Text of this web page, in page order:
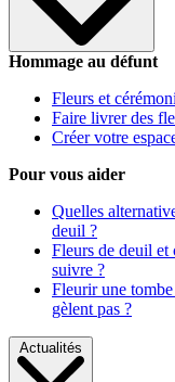
Hommage au défunt
Fleurs et
Faire livrer des
Créer votre
Pour vous aider
Quelles
deuil ?
Fleurs de deuil et
suivre ?
Fleurir une
gèlent pas ?
Actualités